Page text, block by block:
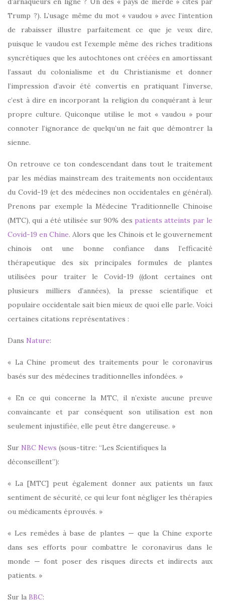
Trump ?). L’usage même du mot « vaudou » avec l’intention
de rabaisser illustre parfaitement ce que je veux dire,
puisque le vaudou est l’exemple même des riches traditions
syncrétiques que les autochtones ont créées en amortissant
l’assaut du colonialisme et du Christianisme et donner
l’impression d’avoir été convertis en pratiquant l’inverse,
c’est à dire en incorporant la religion du conquérant à leur
propre culture. Quiconque utilise le mot « vaudou » pour
connoter l’ignorance de quelqu’un ne fait que démontrer la
sienne.
On retrouve ce ton condescendant dans tout le traitement
par les médias mainstream des traitements non occidentaux
du Covid-19 (et des médecines non occidentales en général).
Prenons par exemple la Médecine Traditionnelle Chinoise
(MTC), qui a été utilisée sur 90% des patients atteints par le
Covid-19 en Chine. Alors que les Chinois et le gouvernement
chinois ont une bonne confiance dans l’efficacité
thérapeutique des six principales formules de plantes
utilisées pour traiter le Covid-19 ((dont certaines ont
plusieurs milliers d’années), la presse scientifique et
populaire occidentale sait bien mieux de quoi elle parle. Voici
certaines citations représentatives :
Dans Nature:
« La Chine promeut des traitements pour le coronavirus
basés sur des médecines traditionnelles infondées. »
« En ce qui concerne la MTC, il n’existe aucune preuve
convaincante et par conséquent son utilisation est non
seulement injustifiée, elle peut être dangereuse. »
Sur NBC News (sous-titre: “Les Scientifiques la
déconseillent”):
« La [MTC] peut également donner aux patients un faux
sentiment de sécurité, ce qui leur font négliger les thérapies
ou médicaments éprouvés. »
« Les remèdes à base de plantes — que la Chine exporte
dans ses efforts pour combattre le coronavirus dans le
monde — font poser des risques directs et indirects aux
patients. »
Sur la BBC: